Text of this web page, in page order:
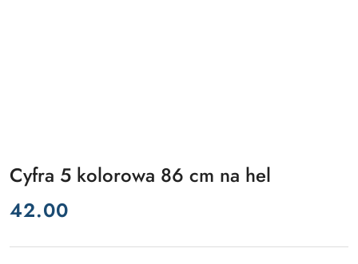
Cyfra 5 kolorowa 86 cm na hel
cena:
42.00